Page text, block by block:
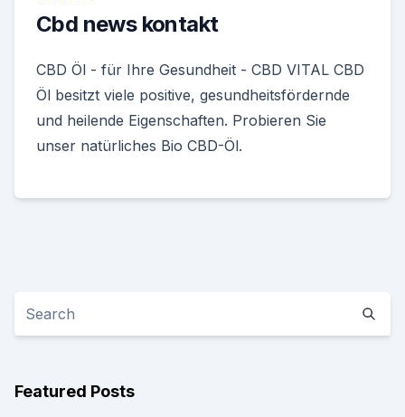
Cbd news kontakt
CBD Öl - für Ihre Gesundheit - CBD VITAL CBD
Öl besitzt viele positive, gesundheitsfördernde
und heilende Eigenschaften. Probieren Sie
unser natürliches Bio CBD-Öl.
Featured Posts